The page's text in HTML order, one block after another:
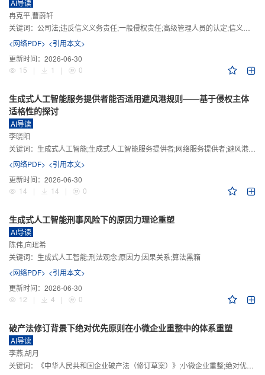
AI导读
冉克平,曹蔚轩
关键词： 公司法;违反信义义务责任;一般侵权责任;高级管理人员的认定;信义义务
<网络PDF> <引用本文>
更新时间： 2026-06-30
15
| 1 | 0
生成式人工智能服务提供者能否适用避风港规则——基于侵权主体
适格性的探讨
AI导读
李晓阳
关键词： 生成式人工智能;生成式人工智能服务提供者;网络服务提供者;避风港规则;版权责任
<网络PDF> <引用本文>
更新时间： 2026-06-30
14
| 14 | 0
生成式人工智能刑事风险下的原因力理论重塑
AI导读
陈伟,向珉希
关键词： 生成式人工智能;刑法观念;原因力;因果关系;算法黑箱
<网络PDF> <引用本文>
更新时间： 2026-06-30
12
| 4 | 0
破产法修订背景下绝对优先原则在小微企业重整中的体系重塑
AI导读
李燕,胡月
关键词：
《中华人民共和国企业破产法（修订草案）》;小微企业重整;绝对优先原则;股东权益保留;预期可支配收入标准